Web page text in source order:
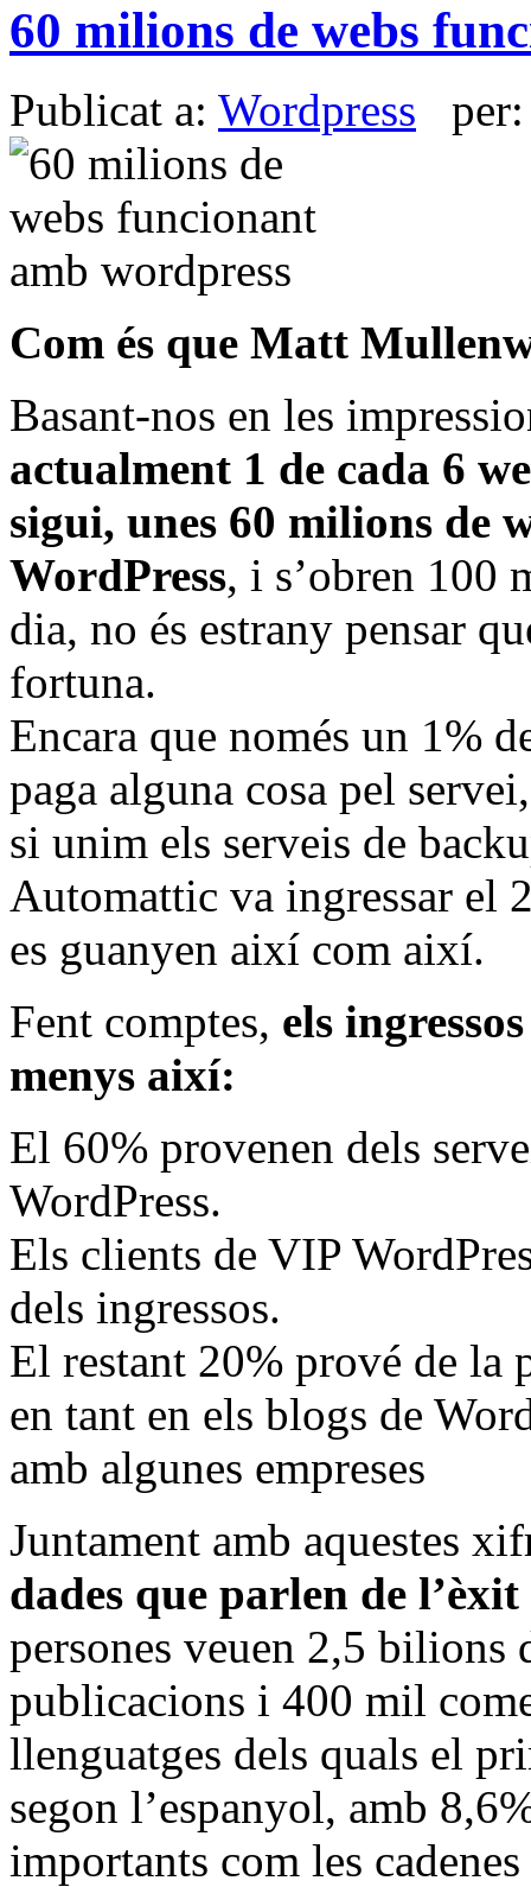
60 milions de webs
Publicat a: Wordpress
Com és que Matt
Basant-nos en les
actualment 1 de cada 6
sigui, unes 60 milions de
WordPress, i s’obren 100
dia, no és estrany pensar
fortuna.
Encara que només un 1%
paga alguna cosa pel
si unim els serveis de
Automattic va ingressar el
es guanyen així com així.
Fent comptes, els
menys així:
El 60% provenen dels
WordPress.
Els clients de VIP
dels ingressos.
El restant 20% prové de la
en tant en els blogs de
amb algunes empreses
Juntament amb aquestes
dades que parlen de
persones veuen 2,5 bilions
publicacions i 400 mil
llenguatges dels quals el
segon l’espanyol, amb
importants com les